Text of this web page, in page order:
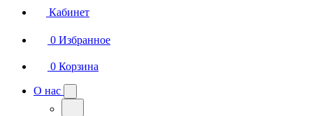
Кабинет
0 Избранное
0 Корзина
О нас